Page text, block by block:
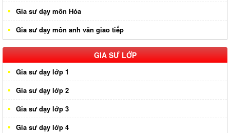
Gia sư huyên Bình Chánh
Gia sư huyện Nhà Bè
Gia sư huyện Củ Chi
Gia sư dạy môn Hóa
Gia sư dạy môn anh văn giao tiếp
GIA SƯ LỚP
Gia sư dạy lớp 1
Gia sư dạy lớp 2
Gia sư dạy lớp 3
Gia sư dạy lớp 4